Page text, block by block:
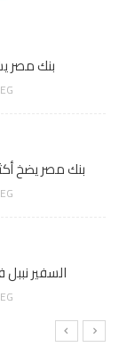
بنك مصر
بنك مصر يضخ أكثر من 100 مليون جنيه
السفير